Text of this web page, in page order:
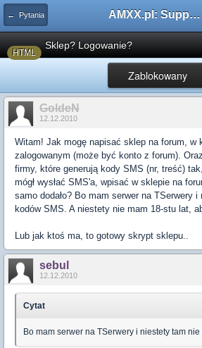
← Pytania AMXX.pl: Support AMX Mod X i SourceMod
HTML
Sklep? Logowanie?
Zablokowany
GoldeN
12.12.2010
Witam! Jak mogę napisać sklep na forum, w
zalogowanym (może być konto z forum).
firmy, które generują kody SMS (nr, treść)
mógł wysłać SMS'a, wpisać w sklepie na
samo dodało? Bo mam serwer na TSerwery
kodów SMS. A niestety nie mam 18-stu lat,
Lub jak ktoś ma, to gotowy skrypt sklepu..
sebul
12.12.2010
Cytat
Bo mam serwer na TSerwery i niestety tam